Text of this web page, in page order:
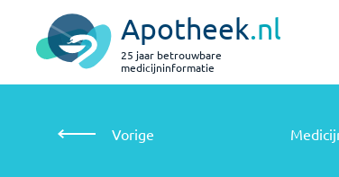
Apotheek.nl
25 jaar betrouwbare
medicijninformatie
Vorige